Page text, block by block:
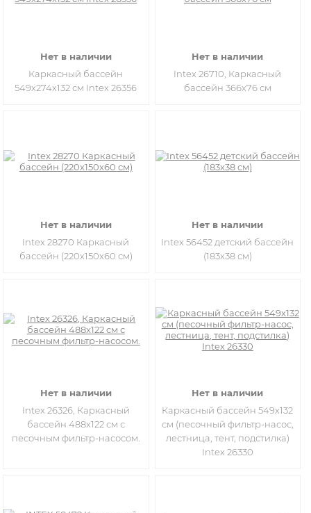
Нет в наличии
Каркасный бассейн
549х274х132 см Intex 26356
Нет в наличии
Intex 26710, Каркасный
бассейн 366х76 см
Нет в наличии
Intex 28270 Каркасный
бассейн (220х150х60 см)
Нет в наличии
Intex 56452 детский бассейн
(183х38 см)
Нет в наличии
Intex 26326, Каркасный
бассейн 488х122 см с
песочным фильтр-насосом.
Нет в наличии
Каркасный бассейн 549х132
см (песочный фильтр-насос,
лестница, тент, подстилка)
Intex 26330